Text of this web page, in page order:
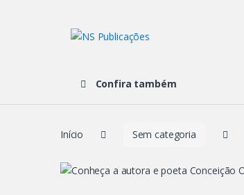
Confira também
Início Sem categoria